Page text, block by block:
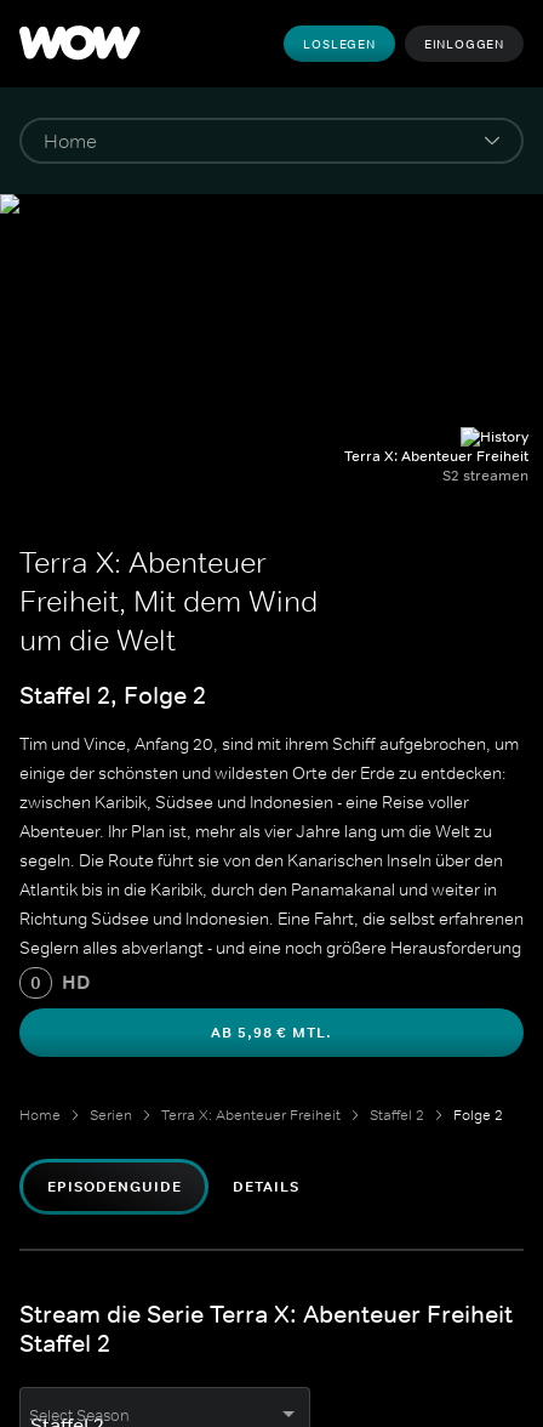
LOSLEGEN EINLOGGEN
Terra X: Abenteuer Freiheit
S2 streamen
Terra X: Abenteuer
Freiheit, Mit dem Wind
um die Welt
Staffel 2, Folge 2
Tim und Vince, Anfang 20, sind mit ihrem Schiff aufgebrochen, um
einige der schönsten und wildesten Orte der Erde zu entdecken:
zwischen Karibik, Südsee und Indonesien - eine Reise voller
Abenteuer. Ihr Plan ist, mehr als vier Jahre lang um die Welt zu
segeln. Die Route führt sie von den Kanarischen Inseln über den
Atlantik bis in die Karibik, durch den Panamakanal und weiter in
Richtung Südsee und Indonesien. Eine Fahrt, die selbst erfahrenen
Seglern alles abverlangt - und eine noch größere Herausforderung
ist es, die Tutorials im Internet zu erlernen.
0 HD
AB 5,98 € MTL.
Home Serien Terra X: Abenteuer Freiheit Staffel 2 Folge 2
EPISODENGUIDE DETAILS
Stream die Serie Terra X: Abenteuer Freiheit
Staffel 2
Select Season